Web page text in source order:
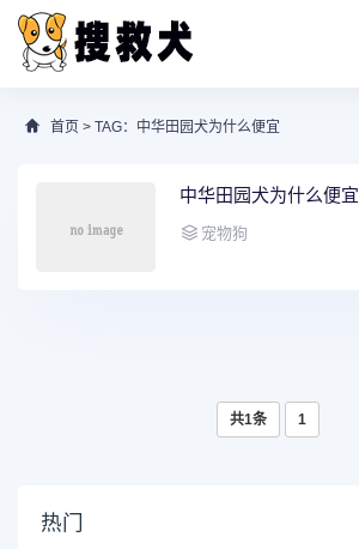
首页 > TAG：中华田园犬为什么便宜
中华田园犬为什么便宜
宠物狗
共1条 1
热门